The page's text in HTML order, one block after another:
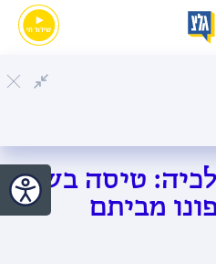
טיסה בשמי
מביתם